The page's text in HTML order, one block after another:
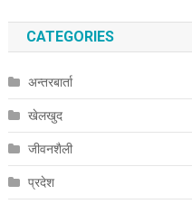
CATEGORIES
अन्तरबार्ता
खेलखुद
जीवनशैली
प्रदेश